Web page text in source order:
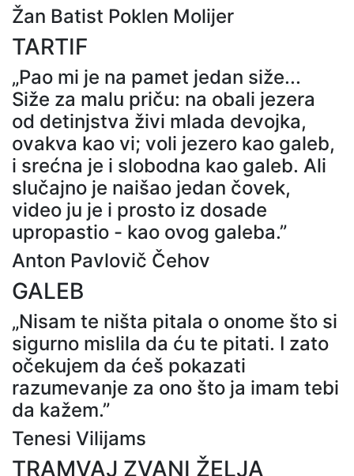
Žan Batist Poklen Molijer
TARTIF
„Pao mi je na pamet jedan siže...
Siže za malu priču: na obali jezera
od detinjstva živi mlada devojka,
ovakva kao vi; voli jezero kao galeb,
i srećna je i slobodna kao galeb. Ali
slučajno je naišao jedan čovek,
video ju je i prosto iz dosade
upropastio - kao ovog galeba.”
Anton Pavlovič Čehov
GALEB
„Nisam te ništa pitala o onome što si
sigurno mislila da ću te pitati. I zato
očekujem da ćeš pokazati
razumevanje za ono što ja imam tebi
da kažem.”
Tenesi Vilijams
TRAMVAJ ZVANI ŽELJA